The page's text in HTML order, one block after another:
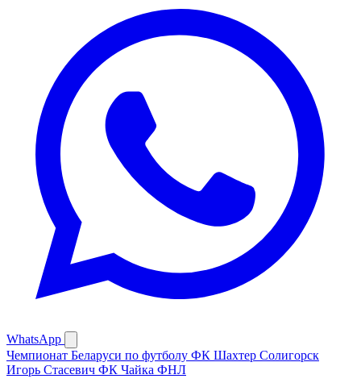
WhatsApp
Чемпионат Беларуси по футболу ФК Шахтер Солигорск
Игорь Стасевич ФК Чайка ФНЛ